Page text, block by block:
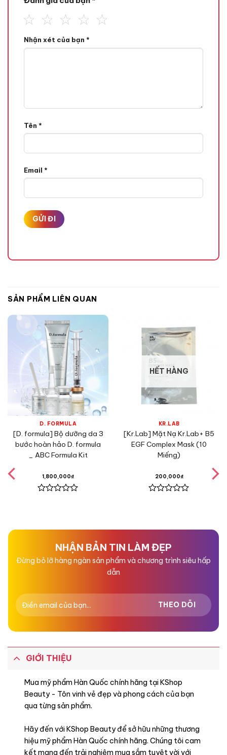
Nhận xét của bạn *
Tên *
Email *
SẢN PHẨM LIÊN QUAN
D. FORMULA
[D. formula] Bộ dưỡng da 3
bước hoàn hảo D. formula
_ ABC Formula Kit
1,800,000₫
5
HẾT HÀNG
KR.LAB
[Kr.Lab] Mặt Nạ Kr.Lab+ B5
EGF Complex Mask (10
Miếng)
200,000₫
5
NHẬN BẢN TIN LÀM ĐẸP
Đừng bỏ lỡ hàng ngàn sản phẩm và chương trình siêu hấp
dẫn
GIỚI THIỆU
Mua mỹ phẩm Hàn Quốc chính hãng tại KShop
Beauty - Tôn vinh vẻ đẹp và phong cách của bạn
qua từng sản phẩm.
Hãy đến với KShop Beauty để sở hữu những thương
hiệu mỹ phẩm Hàn Quốc chính hãng. Chúng tôi cam
kết mang đến trải nghiệm mua sắm tuyệt vời với